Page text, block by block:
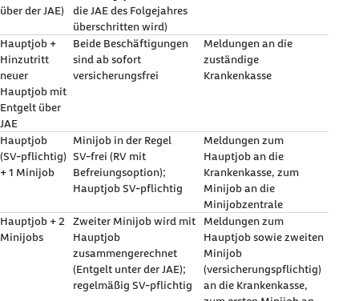
über der JAE)
die JAE des Folgejahres
überschritten wird)
Hauptjob +
Hinzutritt
neuer
Hauptjob mit
Entgelt über
JAE
Beide Beschäftigungen
sind ab sofort
versicherungsfrei
Meldungen an die
zuständige
Krankenkasse
Hauptjob
(SV‑pflichtig)
+ 1 Minijob
Minijob in der Regel
SV‑frei (RV mit
Befreiungsoption);
Hauptjob SV‑pflichtig
Meldungen zum
Hauptjob an die
Krankenkasse, zum
Minijob an die
Minijobzentrale
Hauptjob + 2
Minijobs
Zweiter Minijob wird mit
Hauptjob
zusammengerechnet
(Entgelt unter der JAE);
regelmäßig SV‑pflichtig
Meldungen zum
Hauptjob sowie zweiten
Minijob
(versicherungspflichtig)
an die Krankenkasse,